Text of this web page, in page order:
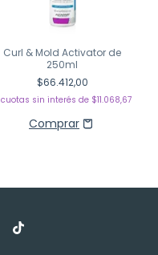
Curl & Mold Activator de
250ml
$66.412,00
cuotas sin interés de $11.068,67